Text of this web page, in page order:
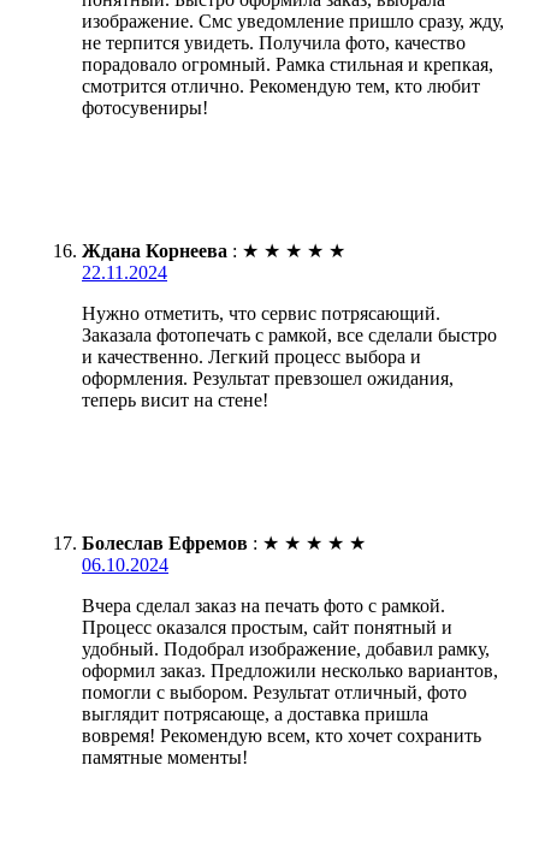
изображение. Смс уведомление пришло сразу, жду,
не терпится увидеть. Получила фото, качество
порадовало огромный. Рамка стильная и крепкая,
смотрится отлично. Рекомендую тем, кто любит
фотосувениры!
Ждана Корнеева : ★ ★ ★ ★ ★
22.11.2024
Нужно отметить, что сервис потрясающий.
Заказала фотопечать с рамкой, все сделали быстро
и качественно. Легкий процесс выбора и
оформления. Результат превзошел ожидания,
теперь висит на стене!
Болеслав Ефремов : ★ ★ ★ ★ ★
06.10.2024
Вчера сделал заказ на печать фото с рамкой.
Процесс оказался простым, сайт понятный и
удобный. Подобрал изображение, добавил рамку,
оформил заказ. Предложили несколько вариантов,
помогли с выбором. Результат отличный, фото
выглядит потрясающе, а доставка пришла
вовремя! Рекомендую всем, кто хочет сохранить
памятные моменты!